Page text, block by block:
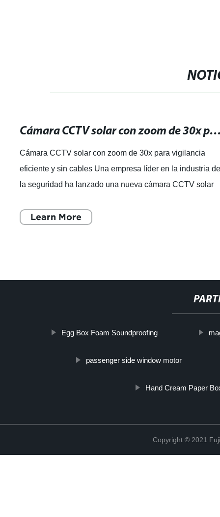
Cámara CCTV solar con zoom de 30x para
Cámara CCTV solar con zoom de 30x para vigilancia
eficiente y sin cables Una empresa líder en la industria
la seguridad ha lanzado una nueva cámara CCTV solar
Learn More
Egg Box Foam Soundproofing
passenger side window motor
Hand Cream Paper
Copyright © 2021